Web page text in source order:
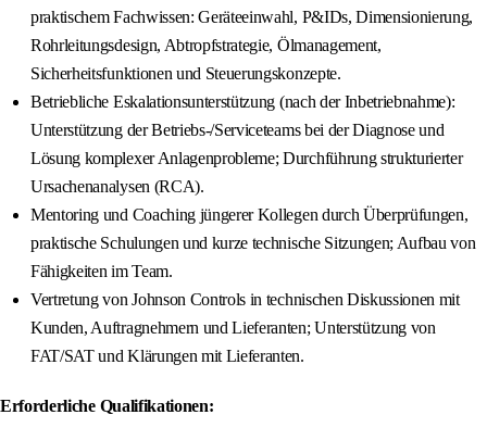
praktischem Fachwissen: Geräteeinwahl, P&IDs, Dimensionierung,
Rohrleitungsdesign, Abtropfstrategie, Ölmanagement,
Sicherheitsfunktionen und Steuerungskonzepte.
Betriebliche Eskalationsunterstützung (nach der Inbetriebnahme):
Unterstützung der Betriebs-/Serviceteams bei der Diagnose und
Lösung komplexer Anlagenprobleme; Durchführung strukturierter
Ursachenanalysen (RCA).
Mentoring und Coaching jüngerer Kollegen durch Überprüfungen,
praktische Schulungen und kurze technische Sitzungen; Aufbau von
Fähigkeiten im Team.
Vertretung von Johnson Controls in technischen Diskussionen mit
Kunden, Auftragnehmern und Lieferanten; Unterstützung von
FAT/SAT und Klärungen mit Lieferanten.
Erforderliche Qualifikationen: